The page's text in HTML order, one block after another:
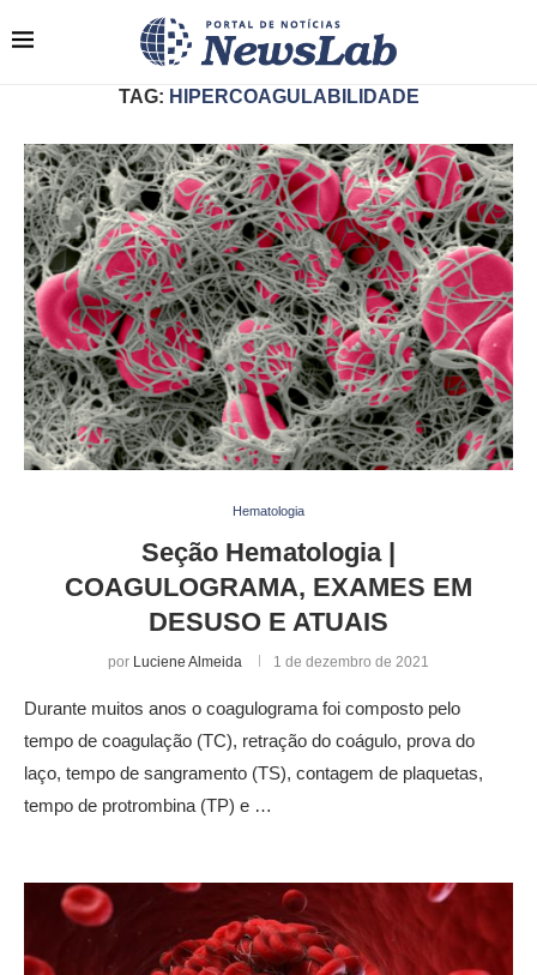
TAG: HIPERCOAGULABILIDADE
Hematologia
Seção Hematologia |
COAGULOGRAMA, EXAMES EM
DESUSO E ATUAIS
por Luciene Almeida 1 de dezembro de 2021
Durante muitos anos o coagulograma foi composto pelo
tempo de coagulação (TC), retração do coágulo, prova do
laço, tempo de sangramento (TS), contagem de plaquetas,
tempo de protrombina (TP) e …